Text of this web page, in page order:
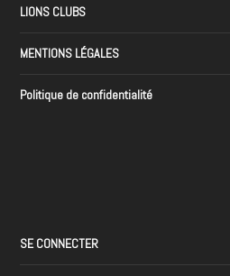
LIONS CLUBS
MENTIONS LÉGALES
Politique de confidentialité
SE CONNECTER